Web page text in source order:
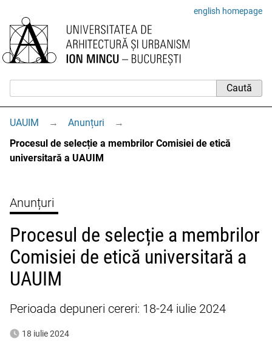
english homepage
UAUIM → Anunțuri
→
Procesul de selecție a membrilor Comisiei de etică
universitară a UAUIM
Anunțuri
Procesul de selecție a membrilor
Comisiei de etică universitară a
UAUIM
Perioada depuneri cereri: 18-24 iulie 2024
18 iulie 2024